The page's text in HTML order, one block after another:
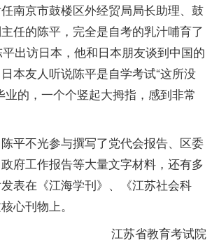
京市鼓楼区外经贸局局长助理、鼓
任的陈平，完全是自考的乳汁哺育了
出访日本，他和日本朋友谈到中国的
本友人听说陈平是自学考试“这所没
业的，一个个竖起大拇指，感到非常
不光参与撰写了党代会报告、区委
府工作报告等大量文字材料，还有多
表在《江海学刊》、《江苏社会科
心刊物上。
江苏省教育考试院